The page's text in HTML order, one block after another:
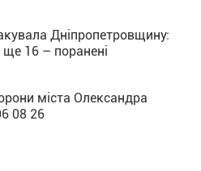
Дніпропетровщину:
ще 16 – поранені
міста Олександра
08 26